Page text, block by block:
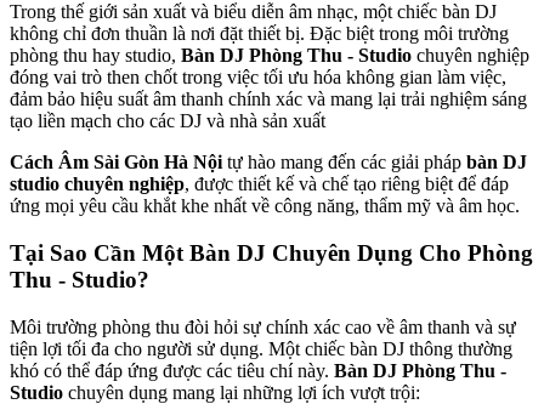
Trong thế giới sản xuất và biểu diễn âm nhạc, một chiếc bàn DJ
không chỉ đơn thuần là nơi đặt thiết bị. Đặc biệt trong môi trường
phòng thu hay studio, Bàn DJ Phòng Thu - Studio chuyên nghiệp
đóng vai trò then chốt trong việc tối ưu hóa không gian làm việc,
đảm bảo hiệu suất âm thanh chính xác và mang lại trải nghiệm sáng
tạo liền mạch cho các DJ và nhà sản xuất
Cách Âm Sài Gòn Hà Nội tự hào mang đến các giải pháp bàn DJ
studio chuyên nghiệp, được thiết kế và chế tạo riêng biệt để đáp
ứng mọi yêu cầu khắt khe nhất về công năng, thẩm mỹ và âm học.
Tại Sao Cần Một Bàn DJ Chuyên Dụng Cho Phòng
Thu - Studio?
Môi trường phòng thu đòi hỏi sự chính xác cao về âm thanh và sự
tiện lợi tối đa cho người sử dụng. Một chiếc bàn DJ thông thường
khó có thể đáp ứng được các tiêu chí này. Bàn DJ Phòng Thu -
Studio chuyên dụng mang lại những lợi ích vượt trội: